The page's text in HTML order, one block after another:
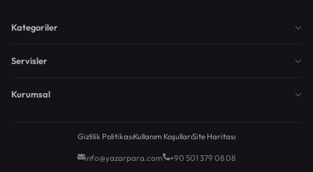
Kategoriler
Servisler
Kurumsal
Gizlilik PolitikasıKullanım KoşullarıSite Haritası
info@yazarpara.com +90 501 379 08 08